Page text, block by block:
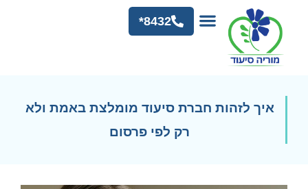
8432*
איך לזהות חברת סיעוד מומלצת באמת ולא
רק לפי פרסום